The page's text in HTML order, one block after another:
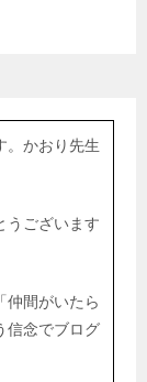
。かおり先生
うございます
仲間がいたら
信念でブログ